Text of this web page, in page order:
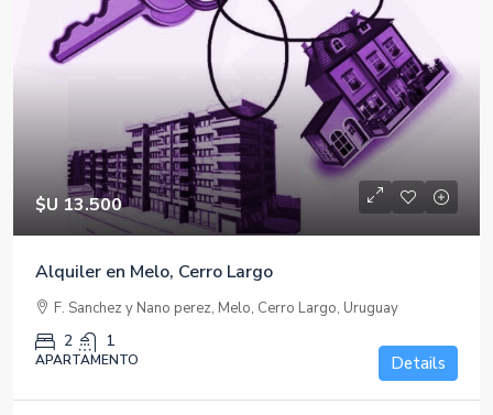
$U 13.500
Alquiler en Melo, Cerro Largo
F. Sanchez y Nano perez, Melo, Cerro Largo, Uruguay
2 1
APARTAMENTO Details